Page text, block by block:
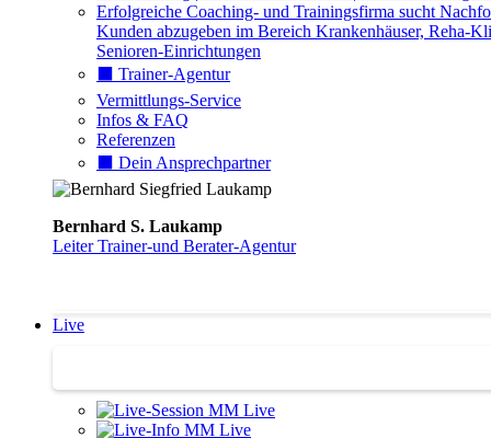
Erfolgreiche Coaching- und Trainingsfirma sucht
Kunden abzugeben im Bereich Krankenhäuser, Reha-
Senioren-Einrichtungen
⬛️ Trainer-Agentur
Vermittlungs-Service
Infos & FAQ
Referenzen
⬛️ Dein Ansprechpartner
Bernhard S. Laukamp
Leiter Trainer-und Berater-Agentur
Live